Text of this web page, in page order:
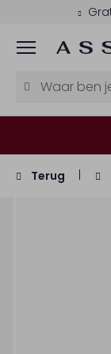
Menu
Terug